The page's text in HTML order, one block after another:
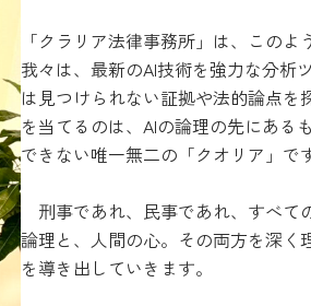
「クラリア法律事務所」は、この
我々は、最新のAI技術を強力な分析
は見つけられない証拠や法的論点
を当てるのは、AIの論理の先にあ
できない唯一無二の「クオリア」で
刑事であれ、民事であれ、すべて
論理と、人間の心。その両方を深く
を導き出していきます。